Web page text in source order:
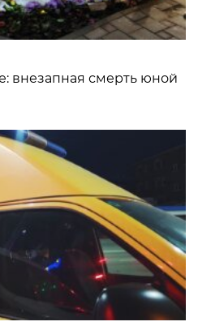
внезапная смерть юной